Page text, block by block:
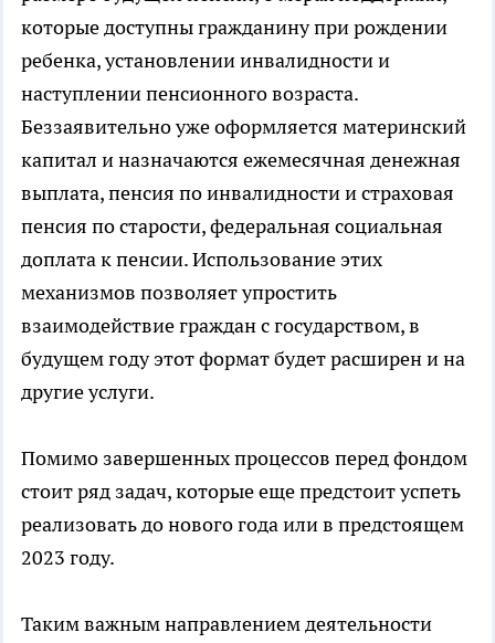
которые доступны гражданину при рождении
ребенка, установлении инвалидности и
наступлении пенсионного возраста.
Беззаявительно уже оформляется материнский
капитал и назначаются ежемесячная денежная
выплата, пенсия по инвалидности и страховая
пенсия по старости, федеральная социальная
доплата к пенсии. Использование этих
механизмов позволяет упростить
взаимодействие граждан с государством, в
будущем году этот формат будет расширен и на
другие услуги.
Помимо завершенных процессов перед фондом
стоит ряд задач, которые еще предстоит успеть
реализовать до нового года или в предстоящем
2023 году.
Таким важным направлением деятельности